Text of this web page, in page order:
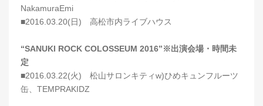
NakamuraEmi
■2016.03.20(日) 高松市内ライブハウス
“SANUKI ROCK COLOSSEUM 2016”※出演会場・時間未
定
■2016.03.22(火) 松山サロンキティw)ひめキュンフルーツ
缶、TEMPRAKIDZ